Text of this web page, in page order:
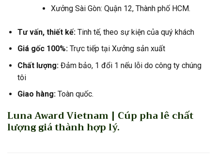
Xưởng Sài Gòn: Quận 12, Thành phố HCM.
Tư vấn, thiết kế:Tinh tế, theo sự kiện của quý khách
Giá gốc 100%:Trực tiếp tại Xưởng sản xuất
Chất lượng:Đảm bảo, 1 đổi 1 nếu lỗi do công ty chúng
tôi
Giao hàng:Toàn quốc.
Luna Award Vietnam | Cúp pha lê chất
lượng giá thành hợp lý.